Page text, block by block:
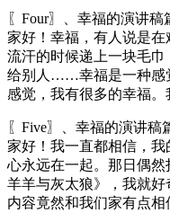
〖Four〗、幸福的演讲
家好！幸福，有人说是
流汗的时候递上一块毛
给别人……幸福是一种感
感觉，我有很多的幸福。
〖Five〗、幸福的演讲
家好！我一直都相信，
心永远在一起。那日偶
羊羊与灰太狼》，我就
内容竟然和我们家有点相